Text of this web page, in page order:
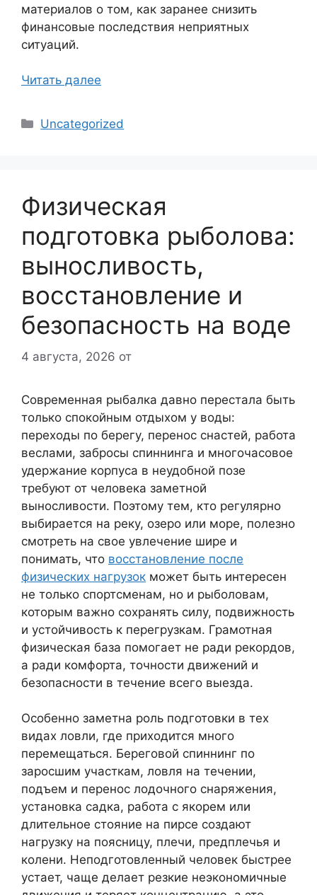
материалов о том, как заранее снизить
финансовые последствия неприятных
ситуаций.
Читать далее
Рубрики
Uncategorized
Физическая
подготовка рыболова:
выносливость,
восстановление и
безопасность на воде
4 августа, 2026 от
Современная рыбалка давно перестала быть
только спокойным отдыхом у воды:
переходы по берегу, перенос снастей, работа
веслами, забросы спиннинга и многочасовое
удержание корпуса в неудобной позе
требуют от человека заметной
выносливости. Поэтому тем, кто регулярно
выбирается на реку, озеро или море, полезно
смотреть на свое увлечение шире и
понимать, что восстановление после
физических нагрузок может быть интересен
не только спортсменам, но и рыболовам,
которым важно сохранять силу, подвижность
и устойчивость к перегрузкам. Грамотная
физическая база помогает не ради рекордов,
а ради комфорта, точности движений и
безопасности в течение всего выезда.
Особенно заметна роль подготовки в тех
видах ловли, где приходится много
перемещаться. Береговой спиннинг по
заросшим участкам, ловля на течении,
подъем и перенос лодочного снаряжения,
установка садка, работа с якорем или
длительное стояние на пирсе создают
нагрузку на поясницу, плечи, предплечья и
колени. Неподготовленный человек быстрее
устает, чаще делает резкие неэкономичные